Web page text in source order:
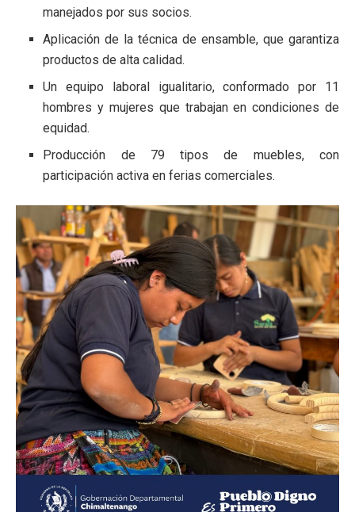
manejados por sus socios.
Aplicación de la técnica de ensamble, que garantiza
productos de alta calidad.
Un equipo laboral igualitario, conformado por 11
hombres y mujeres que trabajan en condiciones de
equidad.
Producción de 79 tipos de muebles, con
participación activa en ferias comerciales.